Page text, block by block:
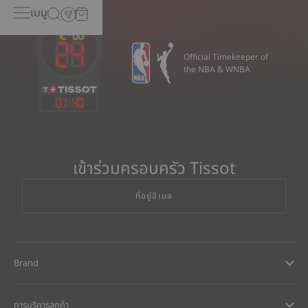
เมนู
01:40
Official Timekeeper of
the NBA & WNBA
เข้าร่วมครอบครัว Tissot
ที่อยู่อีเมล
Brand
การบริการลูกค้า